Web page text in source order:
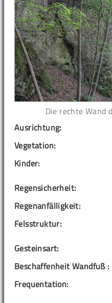
Die rechte Wand
Ausrichtung:
Vegetation:
Kinder:
Regensicherheit:
Regenanfälligkeit:
Felsstruktur:
Gesteinsart:
Beschaffenheit Wandfuß :
Frequentation: